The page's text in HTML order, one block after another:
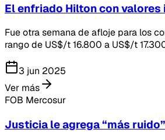
El enfriado Hilton con valores
Fue otra semana de afloje para los
rango de US$/t 16.800 a US$/t
3 jun 2025
Ver más
FOB Mercosur
Justicia le agrega “más